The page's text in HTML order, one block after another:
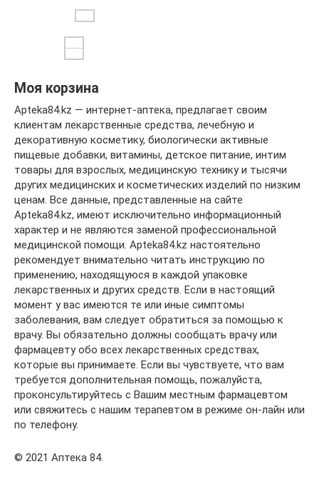
Моя корзина
Apteka84.kz — интернет-аптека, предлагает своим
клиентам лекарственные средства, лечебную и
декоративную косметику, биологически активные
пищевые добавки, витамины, детское питание, интим
товары для взрослых, медицинскую технику и тысячи
других медицинских и косметических изделий по низким
ценам. Все данные, представленные на сайте
Apteka84.kz, имеют исключительно информационный
характер и не являются заменой профессиональной
медицинской помощи. Apteka84.kz настоятельно
рекомендует внимательно читать инструкцию по
применению, находящуюся в каждой упаковке
лекарственных и других средств. Если в настоящий
момент у вас имеются те или иные симптомы
заболевания, вам следует обратиться за помощью к
врачу. Вы обязательно должны сообщать врачу или
фармацевту обо всех лекарственных средствах,
которые вы принимаете. Если вы чувствуете, что вам
требуется дополнительная помощь, пожалуйста,
проконсультируйтесь с Вашим местным фармацевтом
или свяжитесь с нашим терапевтом в режиме он-лайн или
по телефону.
© 2021 Аптека 84.